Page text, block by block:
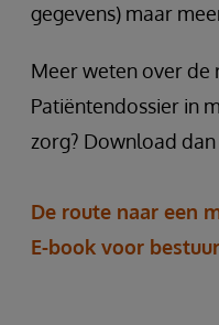
gegevens) maar
Meer weten over de
Patiëntendossier in
zorg? Download
De route naar een
E-book voor